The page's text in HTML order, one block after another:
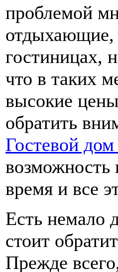
проблемой
отдыхающие,
гостиницах,
что в таких
высокие
обратить
Гостевой
возможность
время и все
Есть немало
стоит
Прежде